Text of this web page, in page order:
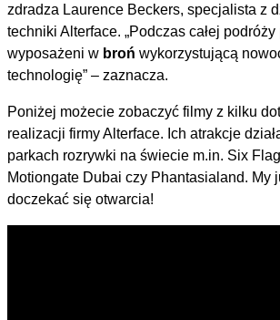
zdradza Laurence Beckers, specjalista z
techniki Alterface. „Podczas całej
wyposażeni w broń wykorzystującą
technologię” – zaznacza.
Poniżej możecie zobaczyć filmy z kilku
realizacji firmy Alterface. Ich atrakcje
parkach rozrywki na świecie m.in. Six
Motiongate Dubai czy Phantasialand. My
doczekać się otwarcia!